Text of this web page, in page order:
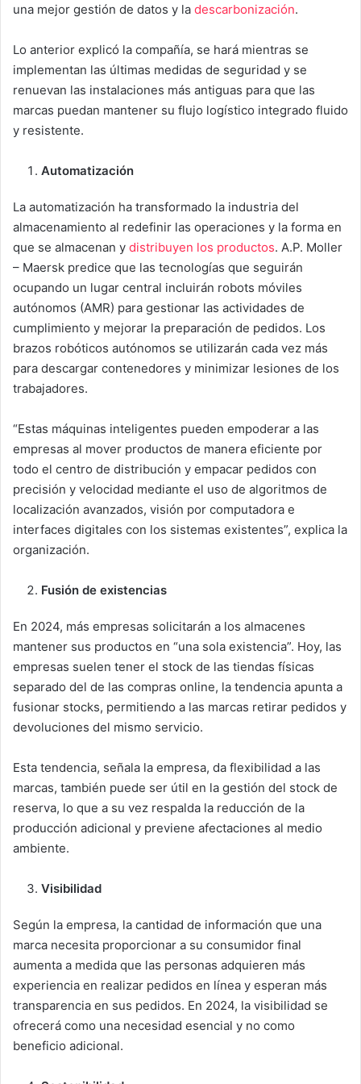
una mejor gestión de datos y la descarbonización.
Lo anterior explicó la compañía, se hará mientras se
implementan las últimas medidas de seguridad y se
renuevan las instalaciones más antiguas para que las
marcas puedan mantener su flujo logístico integrado fluido
y resistente.
Automatización
La automatización ha transformado la industria del
almacenamiento al redefinir las operaciones y la forma en
que se almacenan y distribuyen los productos. A.P. Moller
– Maersk predice que las tecnologías que seguirán
ocupando un lugar central incluirán robots móviles
autónomos (AMR) para gestionar las actividades de
cumplimiento y mejorar la preparación de pedidos. Los
brazos robóticos autónomos se utilizarán cada vez más
para descargar contenedores y minimizar lesiones de los
trabajadores.
“Estas máquinas inteligentes pueden empoderar a las
empresas al mover productos de manera eficiente por
todo el centro de distribución y empacar pedidos con
precisión y velocidad mediante el uso de algoritmos de
localización avanzados, visión por computadora e
interfaces digitales con los sistemas existentes”, explica la
organización.
Fusión de existencias
En 2024, más empresas solicitarán a los almacenes
mantener sus productos en “una sola existencia”. Hoy, las
empresas suelen tener el stock de las tiendas físicas
separado del de las compras online, la tendencia apunta a
fusionar stocks, permitiendo a las marcas retirar pedidos y
devoluciones del mismo servicio.
Esta tendencia, señala la empresa, da flexibilidad a las
marcas, también puede ser útil en la gestión del stock de
reserva, lo que a su vez respalda la reducción de la
producción adicional y previene afectaciones al medio
ambiente.
Visibilidad
Según la empresa, la cantidad de información que una
marca necesita proporcionar a su consumidor final
aumenta a medida que las personas adquieren más
experiencia en realizar pedidos en línea y esperan más
transparencia en sus pedidos. En 2024, la visibilidad se
ofrecerá como una necesidad esencial y no como
beneficio adicional.